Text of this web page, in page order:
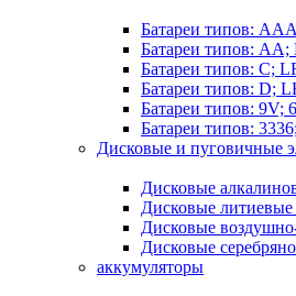
Батареи типов:
Батареи типов: AA;
Батареи типов: C;
Батареи типов: D;
Батареи типов: 9V;
Батареи типов:
Дисковые и пуговичные
Дисковые
Дисковые
Дисковые
Дисковые
аккумуляторы